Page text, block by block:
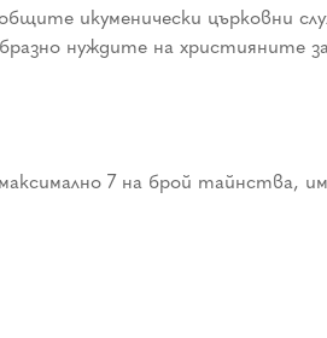
икуменически църковни
нуждите на християните
7 на брой тайнства,